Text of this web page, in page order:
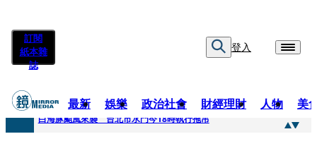
訂閱
紙本雜
誌
登入
最新 娛樂 政治社會 財經理財 人物 美
快訊
白海豚颱風來襲 台北市水門今18時執行拖吊